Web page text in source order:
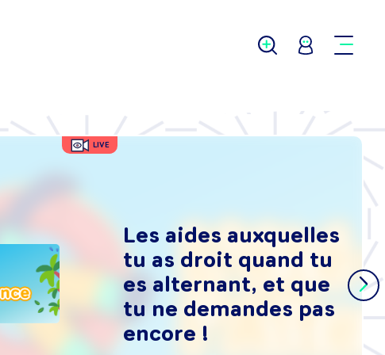
LIVE
Les aides auxquelles
tu as droit quand tu
es alternant, et que
tu ne demandes pas
encore !